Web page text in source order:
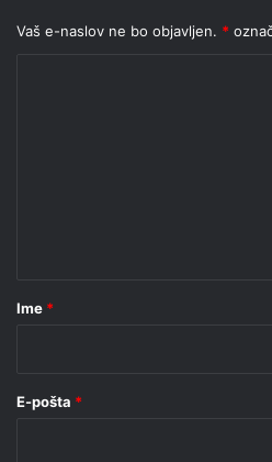
Vaš e-naslov ne bo objavljen. *
r
Ime *
E-pošta *